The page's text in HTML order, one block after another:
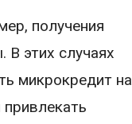
получения
В этих случаях
микрокредит на